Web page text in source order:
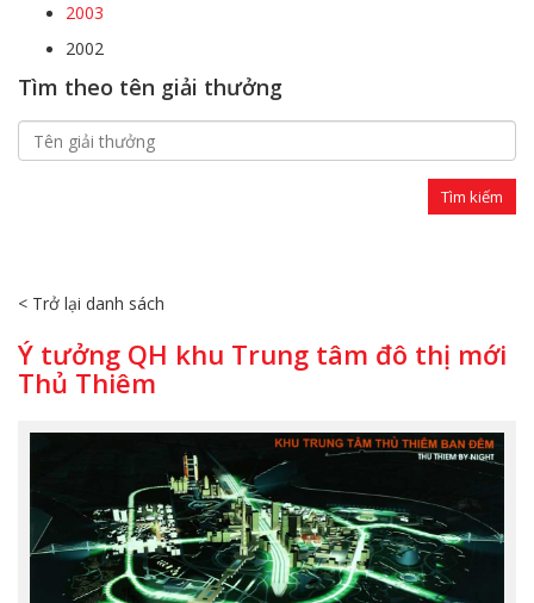
2003
2002
Tìm theo tên giải thưởng
< Trở lại danh sách
Ý tưởng QH khu Trung tâm đô thị mới
Thủ Thiêm